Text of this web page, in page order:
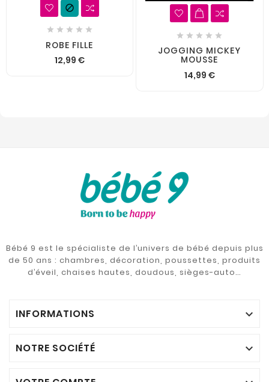

    
ROBE FILLE
12,99 €
    
JOGGING MICKEY
MOUSSE
14,99 €
Bébé 9 est le spécialiste de l’univers de bébé depuis plus
de 50 ans : chambres, décoration, poussettes, produits
d’éveil, chaises hautes, doudous, sièges-auto…
INFORMATIONS 
NOTRE SOCIÉTÉ 